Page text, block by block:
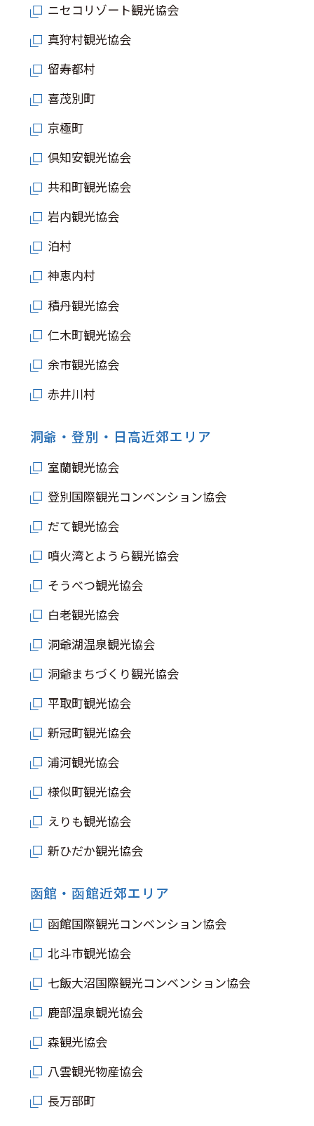
ニセコリゾート観光協会
真狩村観光協会
留寿都村
喜茂別町
京極町
倶知安観光協会
共和町観光協会
岩内観光協会
泊村
神恵内村
積丹観光協会
仁木町観光協会
余市観光協会
赤井川村
洞爺・登別・日高近郊エリア
室蘭観光協会
登別国際観光コンベンション協会
だて観光協会
噴火湾とようら観光協会
そうべつ観光協会
白老観光協会
洞爺湖温泉観光協会
洞爺まちづくり観光協会
平取町観光協会
新冠町観光協会
浦河観光協会
様似町観光協会
えりも観光協会
新ひだか観光協会
函館・函館近郊エリア
函館国際観光コンベンション協会
北斗市観光協会
七飯大沼国際観光コンベンション協会
鹿部温泉観光協会
森観光協会
八雲観光物産協会
長万部町